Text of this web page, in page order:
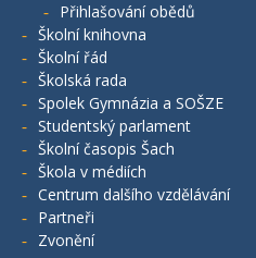
Přihlašování obědů
Školní knihovna
Školní řád
Školská rada
Spolek Gymnázia a SOŠZE
Studentský parlament
Školní časopis Šach
Škola v médiích
Centrum dalšího vzdělávání
Partneři
Zvonění